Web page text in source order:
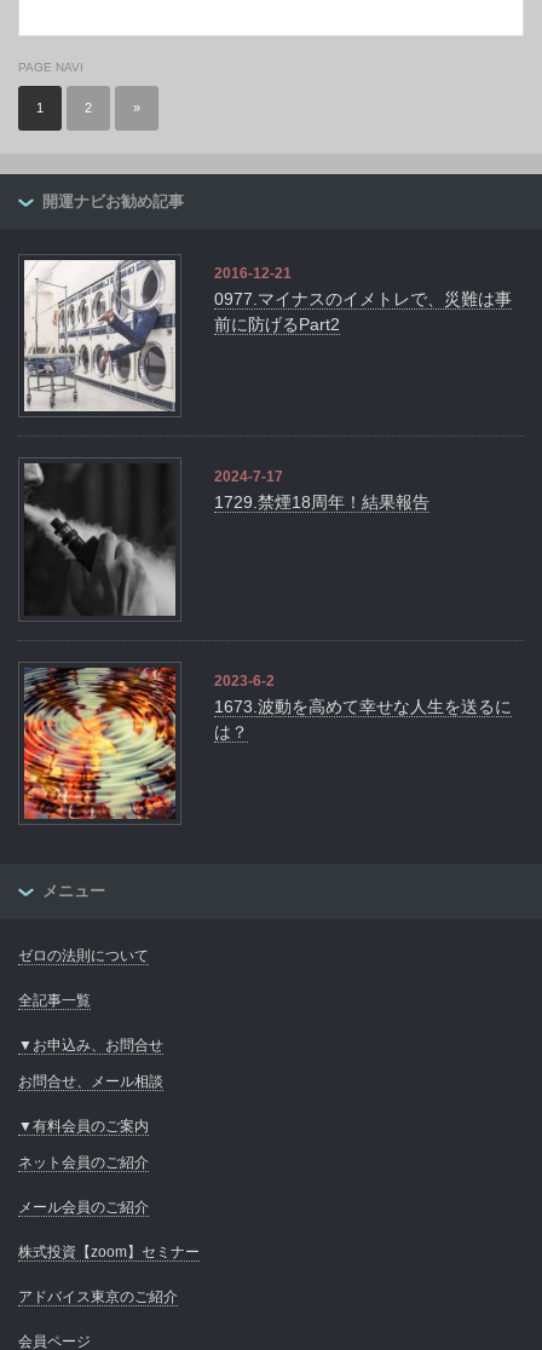
PAGE NAVI
1 2 »
開運ナビお勧め記事
2016-12-21
0977.マイナスのイメトレで、災難は事
前に防げるPart2
2024-7-17
1729.禁煙18周年！結果報告
2023-6-2
1673.波動を高めて幸せな人生を送るに
は？
メニュー
ゼロの法則について
全記事一覧
▼お申込み、お問合せ
お問合せ、メール相談
▼有料会員のご案内
ネット会員のご紹介
メール会員のご紹介
株式投資【zoom】セミナー
アドバイス東京のご紹介
会員ページ